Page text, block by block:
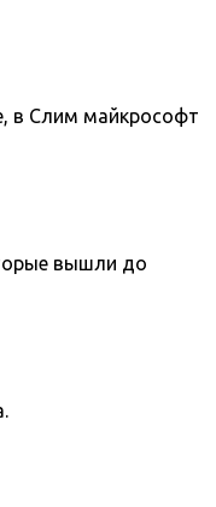
в Слим майкрософт
вышли до